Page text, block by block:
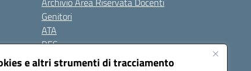
e altri strumenti di tracciamento
Genitori
ATA
BES
Modulistica